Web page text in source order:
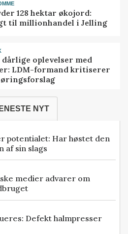
128 hektar økojord:
til millionhandel i Jelling
oplevelser med
LDM-formand kritiserer
NYT
potentialet: Har høstet den
af sin slags
medier advarer om
Defekt halmpresser